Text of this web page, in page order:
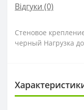
Відгуки (0)
Стеновое
черный Нагрузка